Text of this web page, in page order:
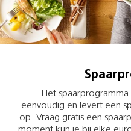
Het
eenvoudig en levert een
op. Vraag gratis een